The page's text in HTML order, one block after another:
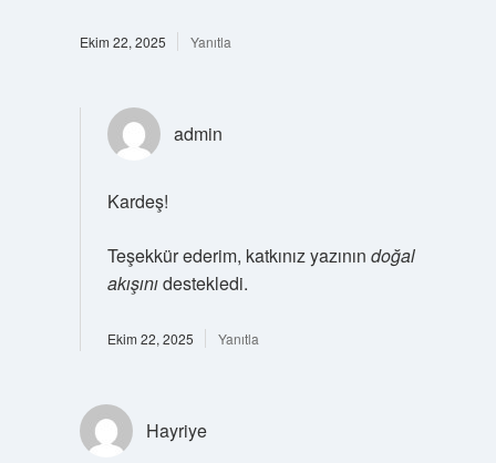
Ekim 22, 2025 Yanıtla
admin
Kardeş!
Teşekkür ederim, katkınız yazının doğal
akışınıdestekledi.
Ekim 22, 2025 Yanıtla
Hayriye